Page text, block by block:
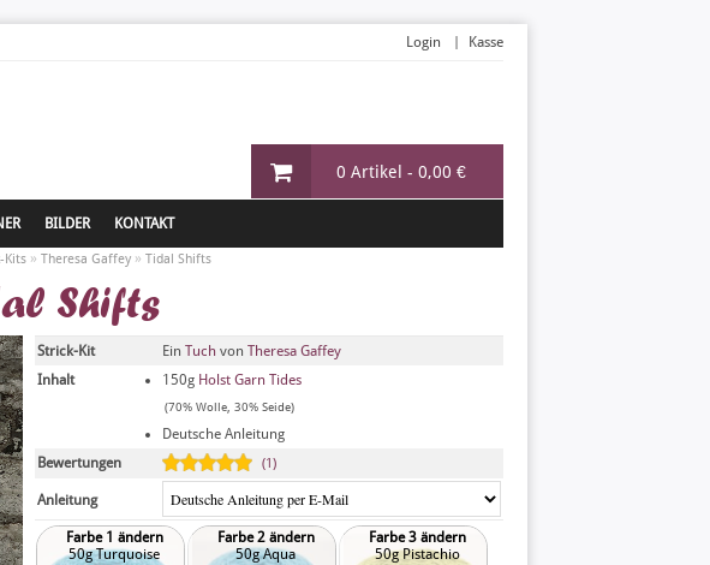
0 Artikel - 0,00 €
Login Kasse
BILDER KONTAKT
Kits» Theresa Gaffey» Tidal Shifts
Shifts
Strick-Kit Ein Tuch von Theresa Gaffey
Inhalt
150g Holst Garn Tides
(70% Wolle, 30% Seide)
Deutsche Anleitung
Bewertungen
(1)
Anleitung
Farbe 1 ändern
50g Turquoise
Farbe 2 ändern
50g Aqua
Farbe 3 ändern
50g Pistachio